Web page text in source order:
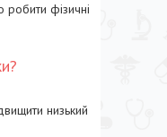
робити фізичні
низький